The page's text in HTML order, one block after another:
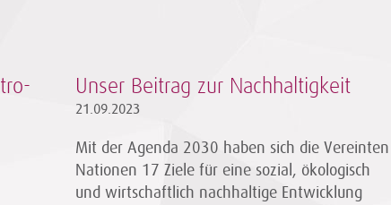
Unser Beitrag zur Nachhaltigkeit
21.09.2023
Mit der Agenda 2030 haben sich die Vereinten
Nationen 17 Ziele für eine sozial, ökologisch
und wirtschaftlich nachhaltige Entwicklung